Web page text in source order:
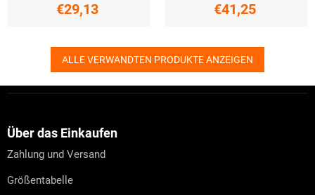
€29,13 €41,25
ALLE VERWANDTEN PRODUKTE ANZEIGEN
Über das Einkaufen
Zahlung und Versand
Größentabelle